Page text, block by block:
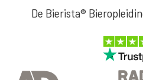
De Bierista®